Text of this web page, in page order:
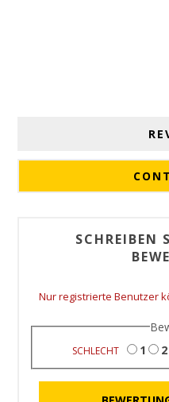
SCHREIBEN
Nur registrierte Benutzer
SCHLECHT 1 2